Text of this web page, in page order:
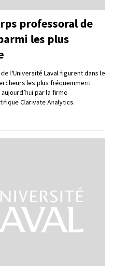
professoral de
les plus
l'Université Laval figurent dans le
les plus fréquemment
par la firme
Clarivate Analytics.